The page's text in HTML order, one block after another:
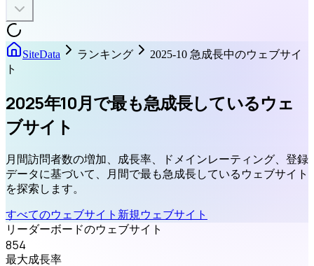
SiteData ランキング
2025-10 急成長中のウェブサイ
ト
2025年10月で最も急成長しているウェ
ブサイト
月間訪問者数の増加、成長率、ドメインレーティング、登録
データに基づいて、月間で最も急成長しているウェブサイト
を探索します。
すべてのウェブサイト 新規ウェブサイト
リーダーボードのウェブサイト
854
最大成長率